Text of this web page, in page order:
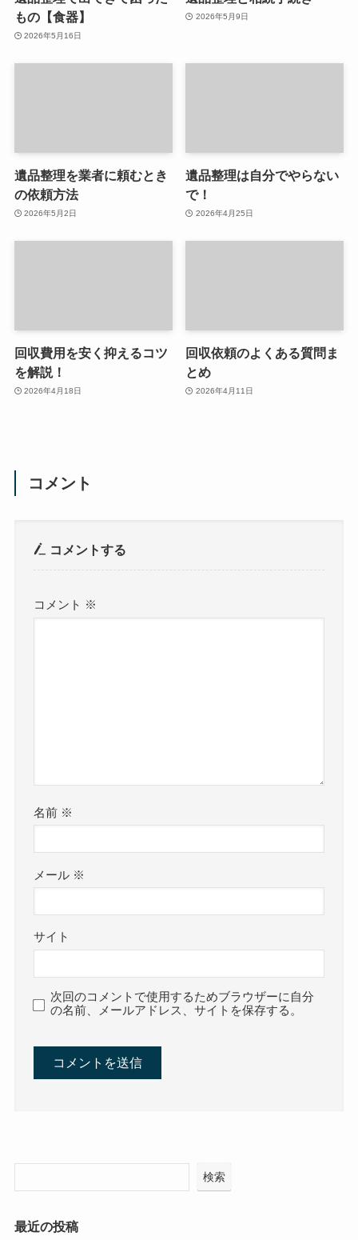
もの【食器】
2026年5月16日
2026年5月9日
遺品整理を業者に頼むとき
の依頼方法
2026年5月2日
遺品整理は自分でやらない
で！
2026年4月25日
回収費用を安く抑えるコツ
を解説！
2026年4月18日
回収依頼のよくある質問ま
とめ
2026年4月11日
コメント
コメントする
コメント ※
名前 ※
メール ※
サイト
次回のコメントで使用するためブラウザーに自分
の名前、メールアドレス、サイトを保存する。
検索
最近の投稿